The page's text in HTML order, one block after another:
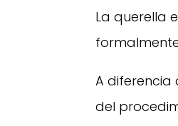
La querella
A diferencia
del